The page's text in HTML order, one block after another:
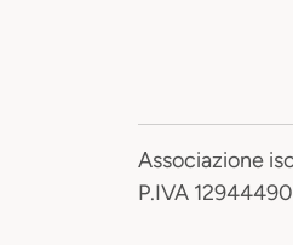
Associazione
P.IVA